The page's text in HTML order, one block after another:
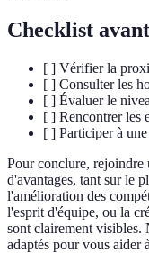
Checklist
[ ] Vérifier la
[ ] Consulter les
[ ] Évaluer le
[ ] Rencontrer les
[ ] Participer à
Pour conclure, rejoindre
d'avantages, tant sur le
l'amélioration des
l'esprit d'équipe, ou la
sont clairement visibles.
adaptés pour vous aider